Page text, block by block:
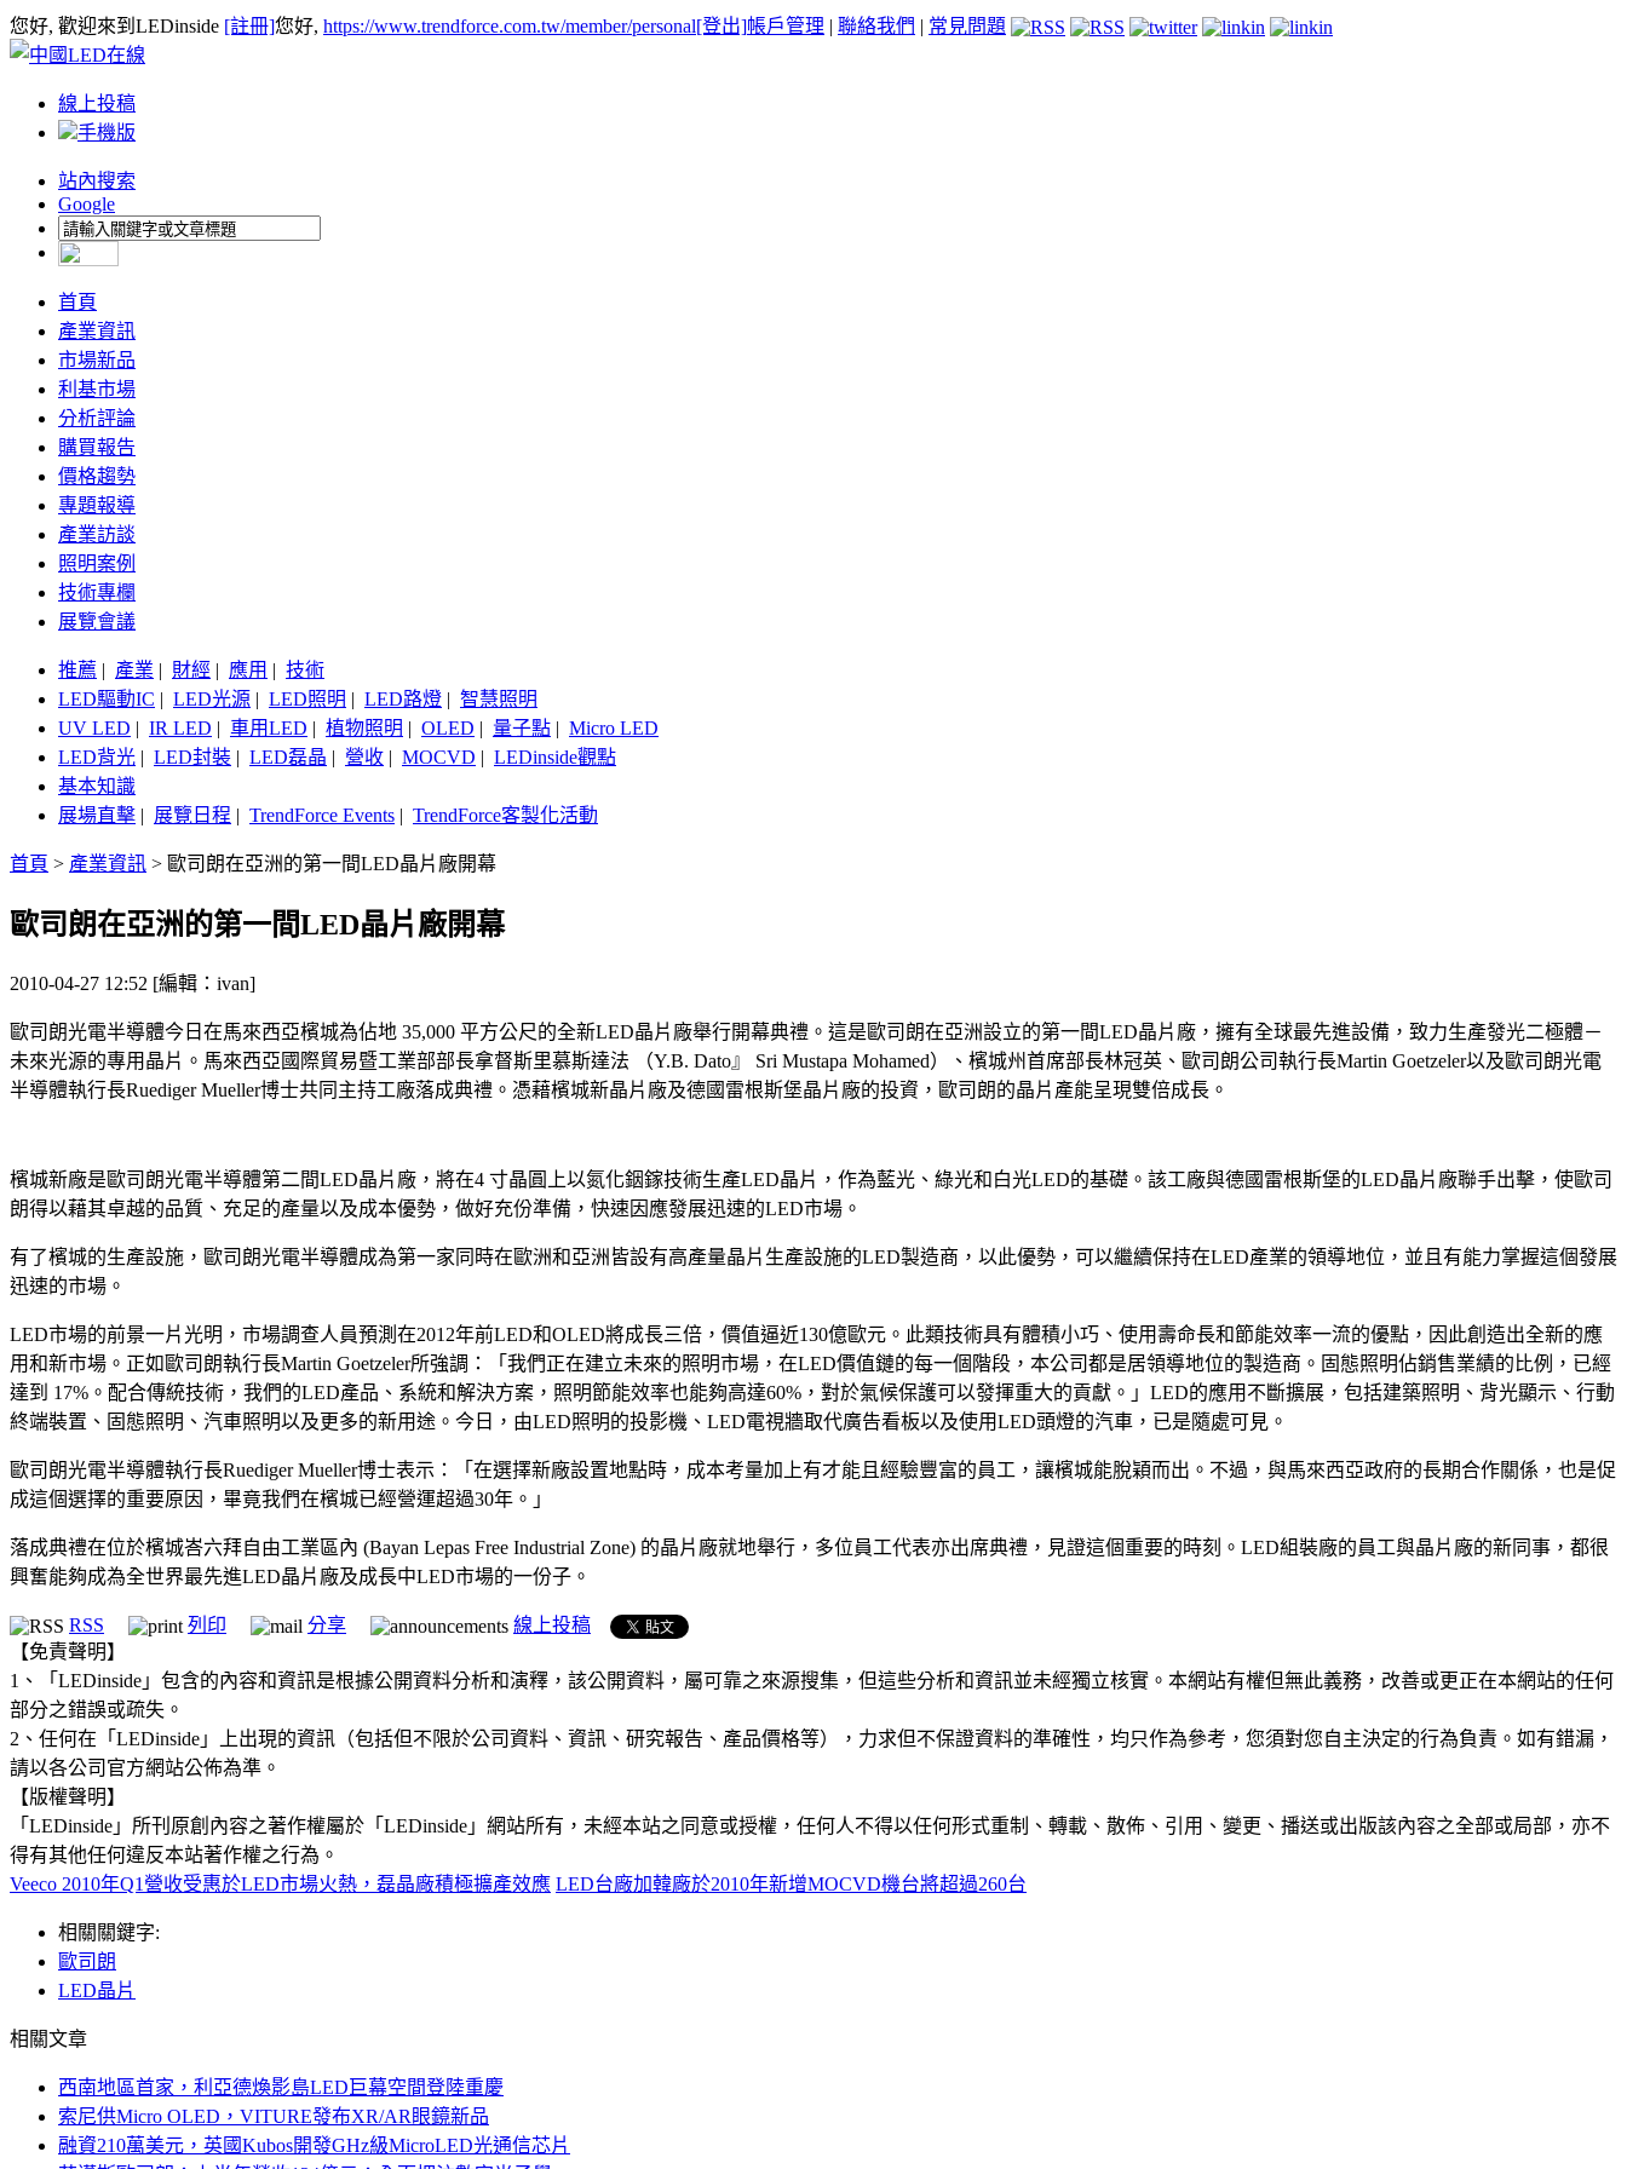
您好, 歡迎來到LEDinside [註冊]您好, https://www.trendforce.com.tw/member/personal[登出]帳戶管理 | 聯絡我們 | 常見問題
線上投稿
手機版
站內搜索
Google
首頁
產業資訊
市場新品
利基市場
分析評論
購買報告
價格趨勢
專題報導
產業訪談
照明案例
技術專欄
展覽會議
推薦 | 產業 | 財經 | 應用 | 技術
LED驅動IC | LED光源 | LED照明 | LED路燈 | 智慧照明
UV LED | IR LED | 車用LED | 植物照明 | OLED | 量子點 | Micro LED
LED背光 | LED封裝 | LED磊晶 | 營收 | MOCVD | LEDinside觀點
基本知識
展場直擊 | 展覽日程 | TrendForce Events | TrendForce客製化活動
首頁 > 產業資訊 > 歐司朗在亞洲的第一間LED晶片廠開幕
歐司朗在亞洲的第一間LED晶片廠開幕
2010-04-27 12:52 [編輯：ivan]
歐司朗光電半導體今日在馬來西亞檳城為佔地 35,000 平方公尺的全新LED晶片廠舉行開幕典禮。這是歐司朗在亞洲設立的第一間LED晶片廠，擁有全球最先進設備，致力生產發光二極體－
未來光源的專用晶片。馬來西亞國際貿易暨工業部部長拿督斯里慕斯達法 （Y.B. Dato』 Sri Mustapa Mohamed）、檳城州首席部長林冠英、歐司朗公司執行長Martin Goetzeler以及歐司朗光電
半導體執行長Ruediger Mueller博士共同主持工廠落成典禮。憑藉檳城新晶片廠及德國雷根斯堡晶片廠的投資，歐司朗的晶片產能呈現雙倍成長。
檳城新廠是歐司朗光電半導體第二間LED晶片廠，將在4 寸晶圓上以氮化銦鎵技術生產LED晶片，作為藍光、綠光和白光LED的基礎。該工廠與德國雷根斯堡的LED晶片廠聯手出擊，使歐司
朗得以藉其卓越的品質、充足的產量以及成本優勢，做好充份準備，快速因應發展迅速的LED市場。
有了檳城的生產設施，歐司朗光電半導體成為第一家同時在歐洲和亞洲皆設有高產量晶片生產設施的LED製造商，以此優勢，可以繼續保持在LED產業的領導地位，並且有能力掌握這個發展
迅速的市場。
LED市場的前景一片光明，市場調查人員預測在2012年前LED和OLED將成長三倍，價值逼近130億歐元。此類技術具有體積小巧、使用壽命長和節能效率一流的優點，因此創造出全新的應
用和新市場。正如歐司朗執行長Martin Goetzeler所強調：「我們正在建立未來的照明市場，在LED價值鏈的每一個階段，本公司都是居領導地位的製造商。固態照明佔銷售業績的比例，已經
達到 17%。配合傳統技術，我們的LED產品、系統和解決方案，照明節能效率也能夠高達60%，對於氣候保護可以發揮重大的貢獻。」LED的應用不斷擴展，包括建築照明、背光顯示、行動
終端裝置、固態照明、汽車照明以及更多的新用途。今日，由LED照明的投影機、LED電視牆取代廣告看板以及使用LED頭燈的汽車，已是隨處可見。
歐司朗光電半導體執行長Ruediger Mueller博士表示：「在選擇新廠設置地點時，成本考量加上有才能且經驗豐富的員工，讓檳城能脫穎而出。不過，與馬來西亞政府的長期合作關係，也是促
成這個選擇的重要原因，畢竟我們在檳城已經營運超過30年。」
落成典禮在位於檳城峇六拜自由工業區內 (Bayan Lepas Free Industrial Zone) 的晶片廠就地舉行，多位員工代表亦出席典禮，見證這個重要的時刻。LED組裝廠的員工與晶片廠的新同事，都很
興奮能夠成為全世界最先進LED晶片廠及成長中LED市場的一份子。
RSS 列印 分享
線上投稿
【免責聲明】
1、「LEDinside」包含的內容和資訊是根據公開資料分析和演釋，該公開資料，屬可靠之來源搜集，但這些分析和資訊並未經獨立核實。本網站有權但無此義務，改善或更正在本網站的任何
部分之錯誤或疏失。
2、任何在「LEDinside」上出現的資訊（包括但不限於公司資料、資訊、研究報告、產品價格等），力求但不保證資料的準確性，均只作為參考，您須對您自主決定的行為負責。如有錯漏，
請以各公司官方網站公佈為準。
【版權聲明】
「LEDinside」所刊原創內容之著作權屬於「LEDinside」網站所有，未經本站之同意或授權，任何人不得以任何形式重制、轉載、散佈、引用、變更、播送或出版該內容之全部或局部，亦不
得有其他任何違反本站著作權之行為。
Veeco 2010年Q1營收受惠於LED市場火熱，磊晶廠積極擴產效應 LED台廠加韓廠於2010年新增MOCVD機台將超過260台
相關關鍵字:
歐司朗
LED晶片
相關文章
西南地區首家，利亞德煥影島LED巨幕空間登陸重慶
索尼供Micro OLED，VITURE發布XR/AR眼鏡新品
融資210萬美元，英國Kubos開發GHz級MicroLED光通信芯片